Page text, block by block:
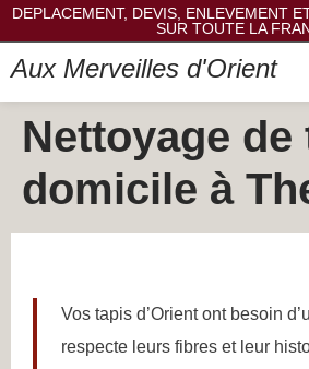
DEPLACEMENT, DEVIS, ENLEVEMENT
SUR TOUTE LA
Aux Merveilles d'Orient
Nettoyage de
domicile à
Vos tapis d’Orient ont besoin
respecte leurs fibres et leur